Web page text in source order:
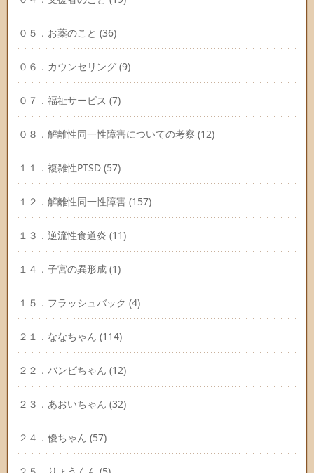
０５．お薬のこと (36)
０６．カウンセリング (9)
０７．福祉サービス (7)
０８．解離性同一性障害についての考察 (12)
１１．複雑性PTSD (57)
１２．解離性同一性障害 (157)
１３．逆流性食道炎 (11)
１４．子宮の異形成 (1)
１５．フラッシュバック (4)
２１．ななちゃん (114)
２２．バンビちゃん (12)
２３．あおいちゃん (32)
２４．優ちゃん (57)